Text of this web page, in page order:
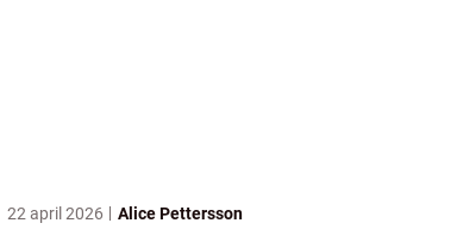
22 april 2026 Alice Pettersson